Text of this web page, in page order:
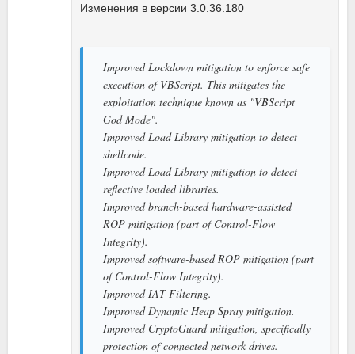
Изменения в версии 3.0.36.180
Improved Lockdown mitigation to enforce safe
execution of VBScript. This mitigates the
exploitation technique known as "VBScript
God Mode".
Improved Load Library mitigation to detect
shellcode.
Improved Load Library mitigation to detect
reflective loaded libraries.
Improved branch-based hardware-assisted
ROP mitigation (part of Control-Flow
Integrity).
Improved software-based ROP mitigation (part
of Control-Flow Integrity).
Improved IAT Filtering.
Improved Dynamic Heap Spray mitigation.
Improved CryptoGuard mitigation, specifically
protection of connected network drives.